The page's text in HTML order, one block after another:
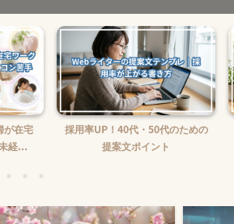
ための
在宅ワーク収入の賢い使い方と貯
め方